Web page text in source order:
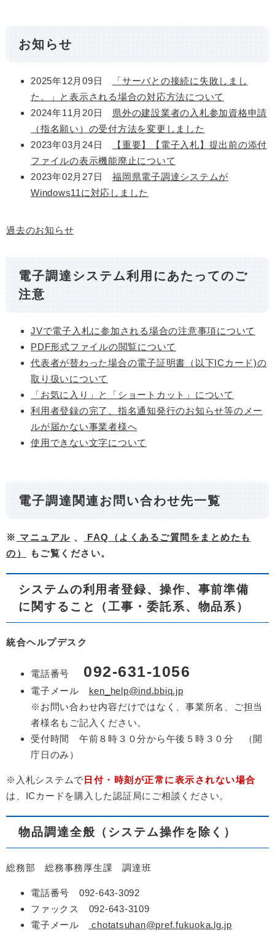
お知らせ
2025年12月09日
「サーバとの接続に失敗しまし
た。」と表示される場合の対応方法について​
2024年11月20日 県外の建設業者の入札参加資格申請
（指名願い）の受付方法を変更しました
2023年03月24日
【重要】【電子入札】提出前の添付
ファイルの表示機能廃止について
2023年02月27日 福岡県電子調達システムが
Windows11に対応しました
過去のお知らせ
電子調達システム利用にあたってのご
注意
JVで電子入札に参加される場合の注意事項について
PDF形式ファイルの閲覧について
代表者が替わった場合の電子証明書（以下ICカード)の
取り扱いについて
「お気に入り」と「ショートカット」について
利用者登録の完了、指名通知発行のお知らせ等のメー
ルが届かない事業者様へ
使用できない文字について
電子調達関連お問い合わせ先一覧
※ マニュアル 、
FAQ（よくあるご質問をまとめたも
の）
もご覧ください。
システムの利用者登録、操作、事前準備
に関すること（工事・委託系、物品系）
統合ヘルプデスク
電話番号 092-631-1056
電子メール ken_help@ind.bbiq.jp
※お問い合わせ内容だけではなく、事業所名、ご担当
者様名もご記入ください。
受付時間 午前８時３０分から午後５時３０分 （開
庁日のみ）
※入札システムで 日付・時刻が正常に表示されない場合
は、ICカードを購入した認証局にご相談ください。
物品調達全般（システム操作を除く）
総務部 総務事務厚生課 調達班
電話番号 092-643-3092
ファックス 092-643-3109
電子メール
chotatsuhan@pref.fukuoka.lg.jp